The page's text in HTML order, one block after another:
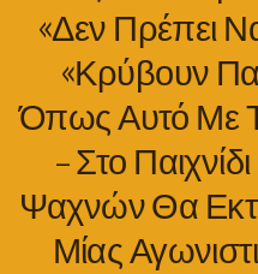
«Δεν Πρέπει
«Κρύβουν
Όπως Αυτό Με
– Στο
Ψαχνών Θα
Μίας